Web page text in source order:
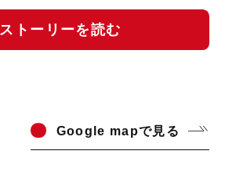
ストーリーを読む
Google mapで見る